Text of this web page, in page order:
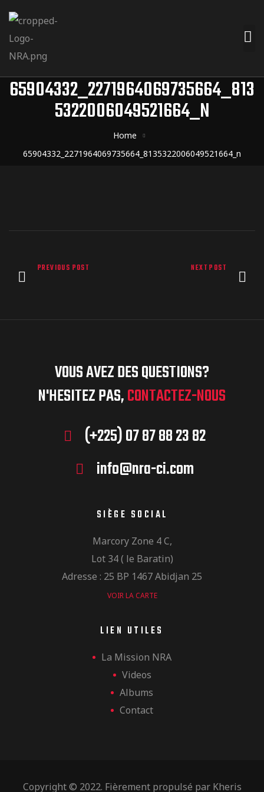
65904332_2271964069735664_813
5322006049521664_N
Home
65904332_2271964069735664_8135322006049521664_n
PREVIOUS POST NEXT POST
VOUS AVEZ DES QUESTIONS?
N'HESITEZ PAS,CONTACTEZ-NOUS
(+225) 07 87 88 23 82
info@nra-ci.com
SIÈGE SOCIAL
Marcory Zone 4 C,
Lot 34 ( le Baratin)
Adresse : 25 BP 1467 Abidjan 25
VOIR LA CARTE
LIEN UTILES
La Mission NRA
Videos
Albums
Contact
Copyright © 2022. Fièrement propulsé par Kheris